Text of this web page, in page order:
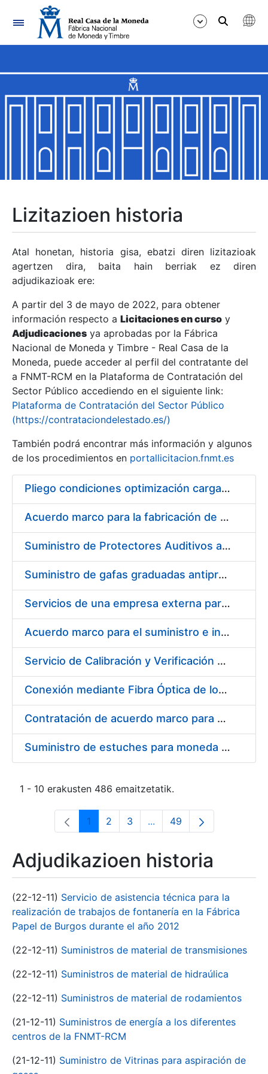
Nabigazioa
Erakutsi/Ezkutatu
Erakutsi/Ezkutatu
Erakutsi/Ezkutatu
Erakutsi/Ezkutatu
Erakutsi/Ezkutatu
Erakutsi/Ezkutatu
Erakutsi/Ezkutatu
Erakutsi/Ezkutatu
Lizitazioen historia
Atal honetan, historia gisa, ebatzi diren lizitazioak
agertzen dira, baita hain berriak ez diren
adjudikazioak ere:
A partir del 3 de mayo de 2022, para obtener
información respecto a Licitaciones en curso y
Adjudicaciones ya aprobadas por la Fábrica
Nacional de Moneda y Timbre - Real Casa de la
Moneda, puede acceder al perfil del contratante del
a FNMT-RCM en la Plataforma de Contratación del
Sector Público accediendo en el siguiente link:
Plataforma de Contratación del Sector Público
(https://contrataciondelestado.es/)
También podrá encontrar más información y algunos
de los procedimientos en portallicitacion.fnmt.es
Pliego condiciones optimización cargas compras firmado
Acuerdo marco para la fabricación de piezas
Suministro de Protectores Auditivos a medida para las personas trabajadoras de los Centros de Trabajo de Madrid y Burgos
Suministro de gafas graduadas antiproyecciones para los trabajadores de la FNMT-RCM en los centros de trabajo de Madrid y Burgos
Servicios de una empresa externa para el asesoramiento y resolución de los recursos de alzada que se presentan relacionados con procesos de selección para la FNMT-RCM
Acuerdo marco para el suministro e instalación de persianas, estores y otros complementos
Servicio de Calibración y Verificación Externa de los Equipos de Medición del Servicio de Prevención de la FNMT-RCM
Conexión mediante Fibra Óptica de los Centros de Proceso de Datos (CPDs) de las sedes de la FNMT-RCM de Burgos y Madrid
Contratación de acuerdo marco para el Suministro de Material de Electricidad para la Fábrica Nacional de Moneda y Timbre-Real Casa de la Moneda en su centro de trabajo de Burgos
Suministro de estuches para moneda de 30 €
1 - 10 erakusten 486 emaitzetatik.
Orrialdea
1 Orrialdea
2 Orrialdea
3 ...Intermediate Pages Use
Orrialdea
49
Adjudikazioen historia
(22-12-11) Servicio de asistencia técnica para la
realización de trabajos de fontanería en la Fábrica
Papel de Burgos durante el año 2012
(22-12-11) Suministros de material de transmisiones
(22-12-11) Suministros de material de hidraúlica
(22-12-11) Suministros de material de rodamientos
(21-12-11) Suministros de energía a los diferentes
centros de la FNMT-RCM
(21-12-11) Suministro de Vitrinas para aspiración de